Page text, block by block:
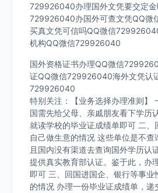
729926040办理国外文凭要交定
729926040办国外可查文凭QQ微
买真文凭可信吗QQ微信
机构QQ微信729926040
国外资格证书办理QQ微信
证QQ微信729926040海外文凭认
729926040
特别关注：【业务选择办理准则】
国需先给父母、亲戚朋友看下学历
就读学校的毕业证成绩单即可 二、
自己做生意的情况 这些单位是不
且国内没有渠道去查询国外学历认
提供真实教育部认证。鉴于此，办
即可 三、回国进国企、银行等事业
的情况 办理一份毕业证成绩单，递